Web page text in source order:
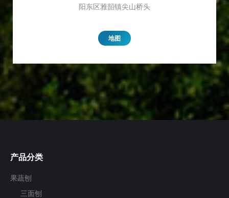
阳东区雅韶镇尖山桥头
地图
产品分类
果蔬刨
三面刨